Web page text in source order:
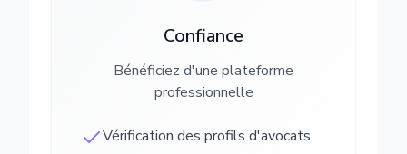
Confiance
Bénéficiez d'une plateforme
professionnelle
Vérification des profils d'avocats